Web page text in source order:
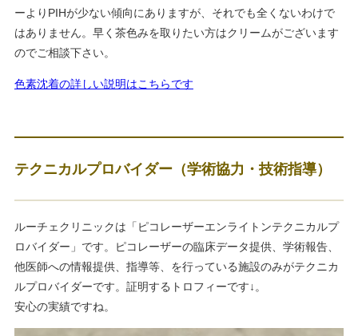
ーよりPIHが少ない傾向にありますが、それでも全くないわけで
はありません。早く茶色みを取りたい方はクリームがございます
のでご相談下さい。
色素沈着の詳しい説明はこちらです
テクニカルプロバイダー（学術協力・技術指導）
ルーチェクリニックは「ピコレーザーエンライトンテクニカルプ
ロバイダー」です。ピコレーザーの臨床データ提供、学術報告、
他医師への情報提供、指導等、を行っている施設のみがテクニカ
ルプロバイダーです。証明するトロフィーです↓。
安心の実績ですね。